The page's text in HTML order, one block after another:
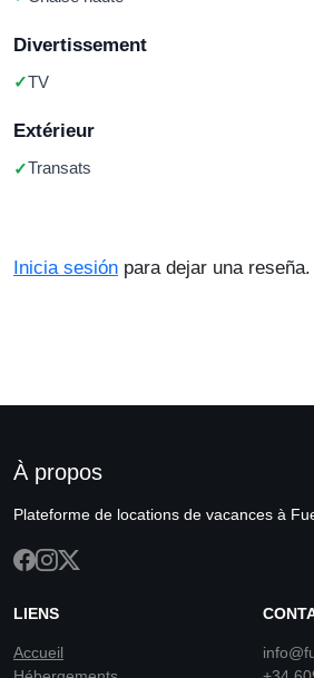
Divertissement
TV
Extérieur
Transats
Inicia sesión para dejar una reseña.
À propos
Plateforme de locations de vacances à
LIENS
Accueil